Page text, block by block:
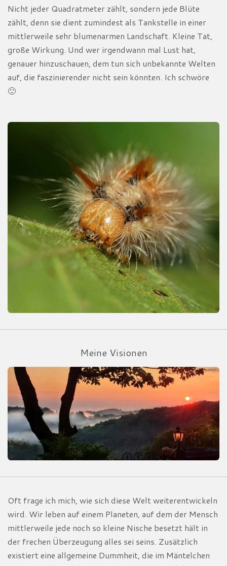
Nicht jeder Quadratmeter zählt, sondern jede Blüte
zählt, denn sie dient zumindest als Tankstelle in einer
mittlerweile sehr blumenarmen Landschaft. Kleine Tat,
große Wirkung. Und wer irgendwann mal Lust hat,
genauer hinzuschauen, dem tun sich unbekannte Welten
auf, die faszinierender nicht sein könnten. Ich schwöre
🙂
Meine Visionen
Oft frage ich mich, wie sich diese Welt weiterentwickeln
wird. Wir leben auf einem Planeten, auf dem der Mensch
mittlerweile jede noch so kleine Nische besetzt hält in
der frechen Überzeugung alles sei seins. Zusätzlich
existiert eine allgemeine Dummheit, die im Mäntelchen